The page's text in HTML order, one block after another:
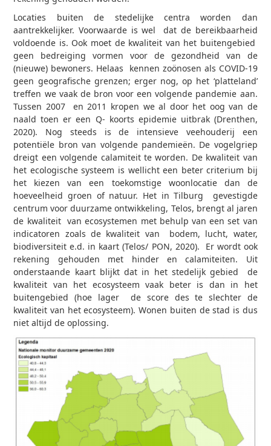
Locaties buiten de stedelijke centra worden dan
aantrekkelijker. Voorwaarde is wel dat de bereikbaarheid
voldoende is. Ook moet de kwaliteit van het buitengebied
geen bedreiging vormen voor de gezondheid van de
(nieuwe) bewoners. Helaas kennen zoönosen als COVID-19
geen geografische grenzen; erger nog, op het ‘platteland’
treffen we vaak de bron voor een volgende pandemie aan.
Tussen 2007 en 2011 kropen we al door het oog van de
naald toen er een Q- koorts epidemie uitbrak (Drenthen,
2020). Nog steeds is de intensieve veehouderij een
potentiële bron van volgende pandemieën. De vogelgriep
dreigt een volgende calamiteit te worden. De kwaliteit van
het ecologische systeem is wellicht een beter criterium bij
het kiezen van een toekomstige woonlocatie dan de
hoeveelheid groen of natuur. Het in Tilburg gevestigde
centrum voor duurzame ontwikkeling, Telos, brengt al jaren
de kwaliteit van ecosystemen met behulp van een set van
indicatoren zoals de kwaliteit van bodem, lucht, water,
biodiversiteit e.d. in kaart (Telos/ PON, 2020). Er wordt ook
rekening gehouden met hinder en calamiteiten. Uit
onderstaande kaart blijkt dat in het stedelijk gebied de
kwaliteit van het ecosysteem vaak beter is dan in het
buitengebied (hoe lager de score des te slechter de
kwaliteit van het ecosysteem). Wonen buiten de stad is dus
niet altijd de oplossing.